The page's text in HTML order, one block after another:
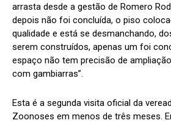
arrasta desde a gestão de Romero
depois não foi concluída, o piso
qualidade e está se desmanchando,
serem construídos, apenas um foi
espaço não tem precisão de
com gambiarras”.
Esta é a segunda visita oficial da
Zoonoses em menos de três meses.